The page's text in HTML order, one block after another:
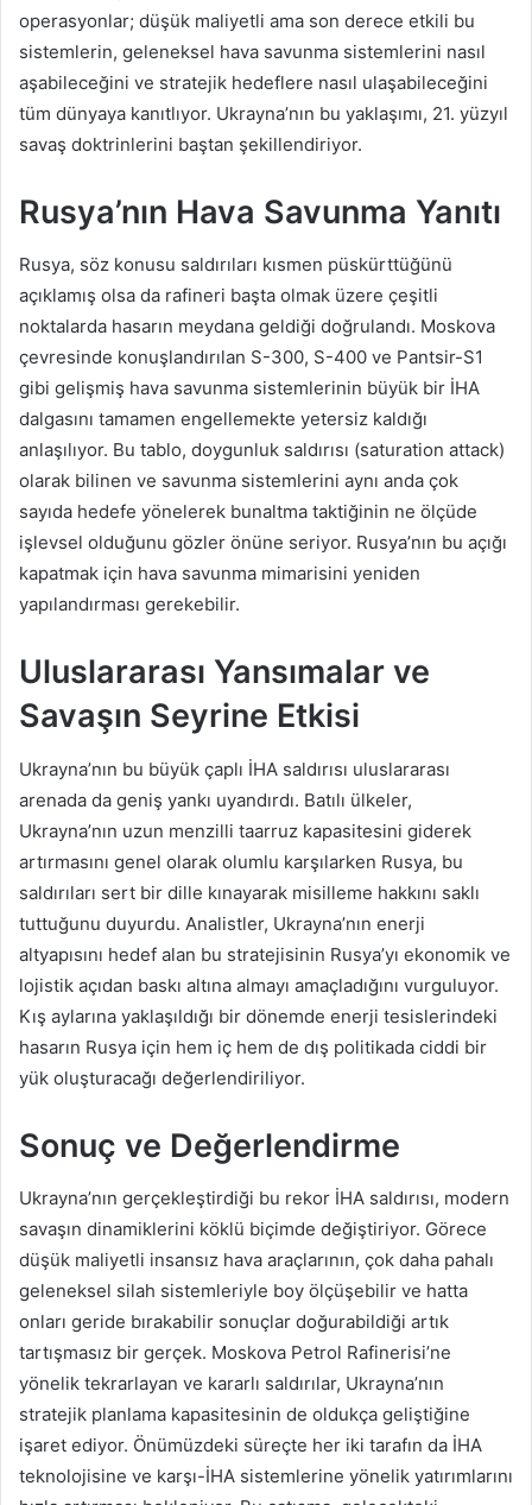
operasyonlar; düşük maliyetli ama son derece etkili bu
sistemlerin, geleneksel hava savunma sistemlerini nasıl
aşabileceğini ve stratejik hedeflere nasıl ulaşabileceğini
tüm dünyaya kanıtlıyor. Ukrayna’nın bu yaklaşımı, 21. yüzyıl
savaş doktrinlerini baştan şekillendiriyor.
Rusya’nın Hava Savunma Yanıtı
Rusya, söz konusu saldırıları kısmen püskürttüğünü
açıklamış olsa da rafineri başta olmak üzere çeşitli
noktalarda hasarın meydana geldiği doğrulandı. Moskova
çevresinde konuşlandırılan S-300, S-400 ve Pantsir-S1
gibi gelişmiş hava savunma sistemlerinin büyük bir İHA
dalgasını tamamen engellemekte yetersiz kaldığı
anlaşılıyor. Bu tablo, doygunluk saldırısı (saturation attack)
olarak bilinen ve savunma sistemlerini aynı anda çok
sayıda hedefe yönelerek bunaltma taktiğinin ne ölçüde
işlevsel olduğunu gözler önüne seriyor. Rusya’nın bu açığı
kapatmak için hava savunma mimarisini yeniden
yapılandırması gerekebilir.
Uluslararası Yansımalar ve
Savaşın Seyrine Etkisi
Ukrayna’nın bu büyük çaplı İHA saldırısı uluslararası
arenada da geniş yankı uyandırdı. Batılı ülkeler,
Ukrayna’nın uzun menzilli taarruz kapasitesini giderek
artırmasını genel olarak olumlu karşılarken Rusya, bu
saldırıları sert bir dille kınayarak misilleme hakkını saklı
tuttuğunu duyurdu. Analistler, Ukrayna’nın enerji
altyapısını hedef alan bu stratejisinin Rusya’yı ekonomik ve
lojistik açıdan baskı altına almayı amaçladığını vurguluyor.
Kış aylarına yaklaşıldığı bir dönemde enerji tesislerindeki
hasarın Rusya için hem iç hem de dış politikada ciddi bir
yük oluşturacağı değerlendiriliyor.
Sonuç ve Değerlendirme
Ukrayna’nın gerçekleştirdiği bu rekor İHA saldırısı, modern
savaşın dinamiklerini köklü biçimde değiştiriyor. Görece
düşük maliyetli insansız hava araçlarının, çok daha pahalı
geleneksel silah sistemleriyle boy ölçüşebilir ve hatta
onları geride bırakabilir sonuçlar doğurabildiği artık
tartışmasız bir gerçek. Moskova Petrol Rafinerisi’ne
yönelik tekrarlayan ve kararlı saldırılar, Ukrayna’nın
stratejik planlama kapasitesinin de oldukça geliştiğine
işaret ediyor. Önümüzdeki süreçte her iki tarafın da İHA
teknolojisine ve karşı-İHA sistemlerine yönelik yatırımlarını